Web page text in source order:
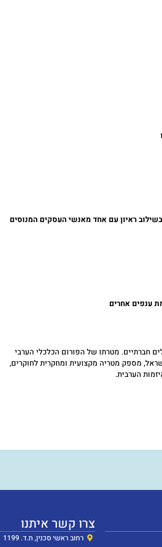
ראיון עם אחד מאנשי העסקים המנוסים
ענפים אחרים
חברתיים. מטרתו של הפורום הכלכלי הערבי
מספק מטריה מקצועית ומחקרית לחוקרים,
הערבית.
צרו קשר איתנו
רחוב ראשי סכנין, ת.ד. 1199